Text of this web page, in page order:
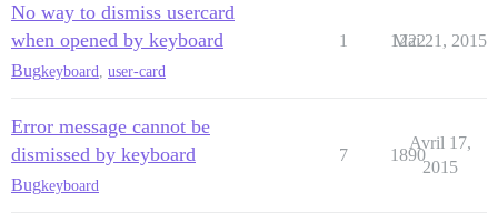
No way to dismiss usercard
when opened by keyboard
Bugkeyboard user-card
1 1222
Mai 21, 2015
Error message cannot be
dismissed by keyboard
Bugkeyboard
7 1890
Avril 17,
2015